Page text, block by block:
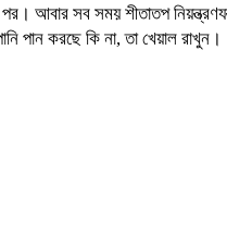
আবার সব সময় শীতাতপ
পান করছে কি না, তা খেয়াল রাখুন।